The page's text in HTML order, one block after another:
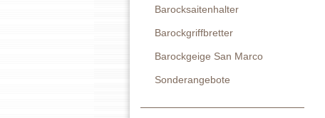
Barocksaitenhalter
Barockgriffbretter
Barockgeige San Marco
Sonderangebote